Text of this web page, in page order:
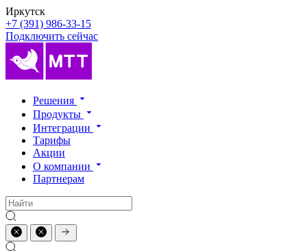
Иркутск
+7 (391) 986-33-15
Подключить сейчас
Решения
Продукты
Интеграции
Тарифы
Акции
О компании
Партнерам